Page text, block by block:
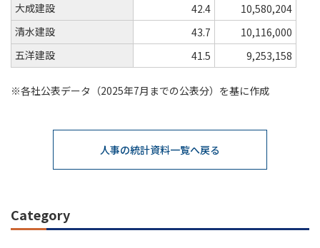
大成建設
42.4
10,580,204
清水建設
43.7
10,116,000
五洋建設
41.5 9,253,158
※各社公表データ（2025年7月までの公表分）を基に作成
人事の統計資料一覧へ戻る
Category